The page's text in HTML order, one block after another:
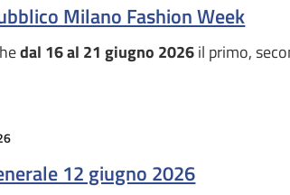
Milano Fashion Week
dal 16 al 21 giugno 2026il primo,
12 giugno 2026